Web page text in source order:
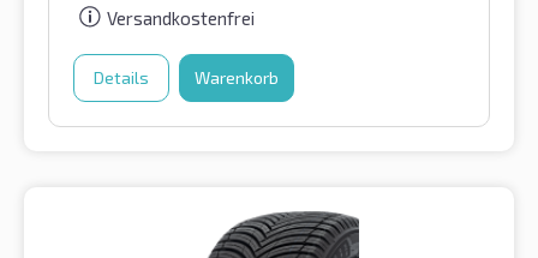
Versandkostenfrei
Details Warenkorb